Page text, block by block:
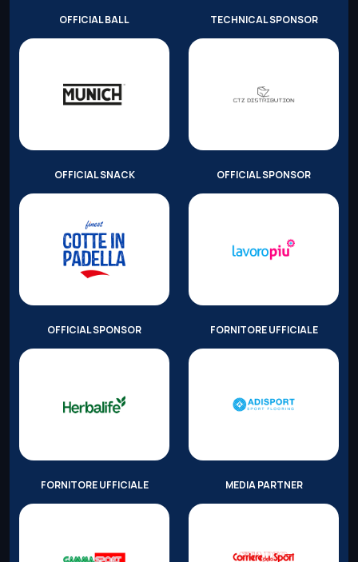
OFFICIAL BALL TECHNICAL SPONSOR
OFFICIAL SNACK OFFICIAL SPONSOR
OFFICIAL SPONSOR FORNITORE UFFICIALE
FORNITORE UFFICIALE MEDIA PARTNER